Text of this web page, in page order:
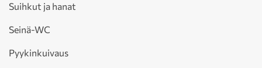
Suihkut ja hanat
Seinä-WC
Pyykinkuivaus